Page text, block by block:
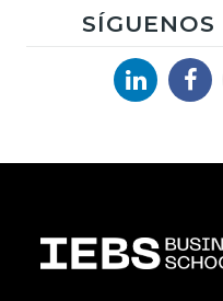
Linkedin